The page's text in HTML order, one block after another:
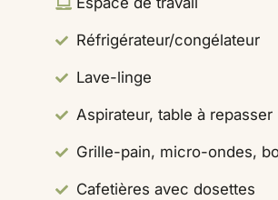
Réfrigérateur/congélateur
Lave-linge
Aspirateur, table à repasser
Grille-pain, micro-ondes,
Cafetières avec dosettes